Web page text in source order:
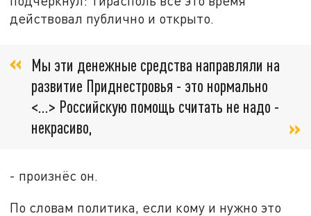
действовал публично и открыто.
Мы эти денежные средства направляли на
развитие Приднестровья - это нормально
<…> Российскую помощь считать не надо -
некрасиво,
- произнёс он.
По словам политика, если кому и нужно это